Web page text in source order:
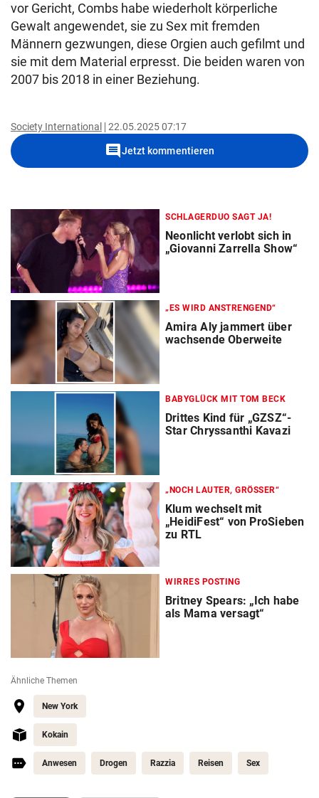
vor Gericht, Combs habe wiederholt körperliche
Gewalt angewendet, sie zu Sex mit fremden
Männern gezwungen, diese Orgien auch gefilmt und
sie mit dem Material erpresst. Die beiden waren von
2007 bis 2018 in einer Beziehung.
Society International 22.05.2025 07:17
commentJetzt kommentieren
SCHLAGERDUO SAGT JA!
Neonlicht verlobt sich in
„Giovanni Zarrella Show“
„ES WIRD ANSTRENGEND“
Amira Aly jammert über
wachsende Oberweite
BABYGLÜCK MIT TOM BECK
Drittes Kind für „GZSZ“-
Star Chryssanthi Kavazi
„NOCH LAUTER, GRÖSSER“
Klum wechselt mit
„HeidiFest“ von ProSieben
zu RTL
WIRRES POSTING
Britney Spears: „Ich habe
als Mama versagt“
Ähnliche Themen
New York
Kokain
Anwesen Drogen Razzia Reisen Sex